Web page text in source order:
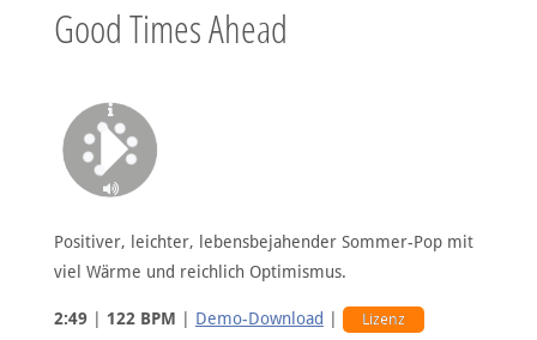
Good Times Ahead
Positiver, leichter, lebensbejahender Sommer-Pop mit
viel Wärme und reichlich Optimismus.
2:49| 122 BPM Demo-Download Lizenz